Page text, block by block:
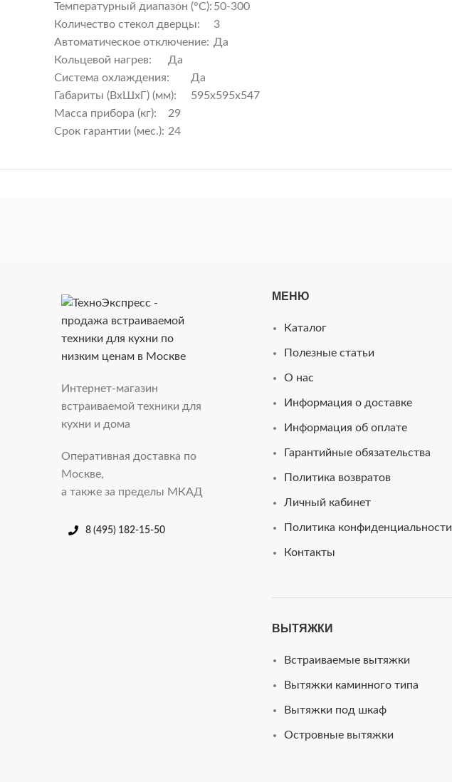
Температурный диапазон (°C): 50-300
Количество стекол дверцы:
3
Автоматическое отключение: Да
Кольцевой нагрев:
Да
Система охлаждения:
Да
Габариты (ВхШхГ) (мм):
595х595х547
Масса прибора (кг):
29
Срок гарантии (мес.): 24
Интернет-магазин
встраиваемой техники для
кухни и дома
Оперативная доставка по
Москве,
а также за пределы МКАД
8 (495) 182-15-50
МЕНЮ
Каталог
Полезные статьи
О нас
Информация о доставке
Информация об оплате
Гарантийные обязательства
Политика возвратов
Личный кабинет
Политика конфиденциальности
Контакты
ВЫТЯЖКИ
Встраиваемые вытяжки
Вытяжки каминного типа
Вытяжки под шкаф
Островные вытяжки